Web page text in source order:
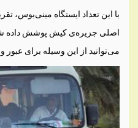
با این تعداد ایستگاه مینی‌بوس،
اصلی جزیره‌ی کیش پوشش داده
می‌توانید از این وسیله برای عبور